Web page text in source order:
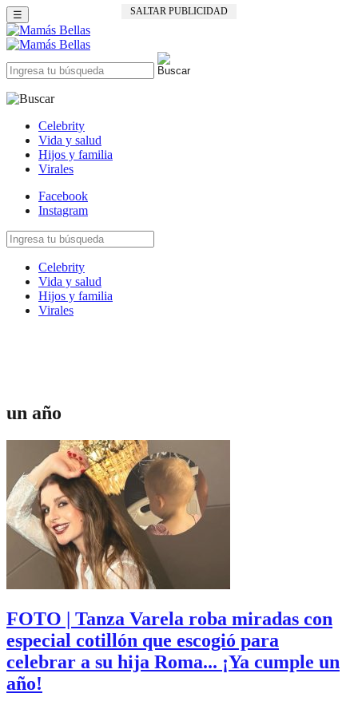
SALTAR PUBLICIDAD
☰
Celebrity
Vida y salud
Hijos y familia
Virales
Facebook
Instagram
Celebrity
Vida y salud
Hijos y familia
Virales
un año
FOTO | Tanza Varela roba miradas con
especial cotillón que escogió para
celebrar a su hija Roma... ¡Ya cumple un
año!